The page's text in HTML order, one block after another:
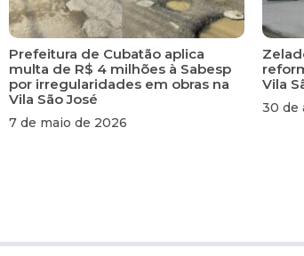
Prefeitura de Cubatão aplica
multa de R$ 4 milhões à Sabesp
por irregularidades em obras na
Vila São José
7 de maio de 2026
Vila
30 de